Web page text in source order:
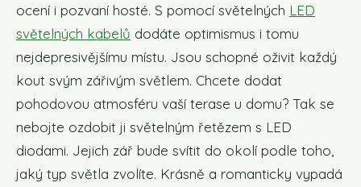
ocení i pozvaní hosté. S pomocí světelných LED
světelných kabelů dodáte optimismus i tomu
nejdepresivějšímu místu. Jsou schopné oživit každý
kout svým zářivým světlem. Chcete dodat
pohodovou atmosféru vaší terase u domu? Tak se
nebojte ozdobit ji světelným řetězem s LED
diodami. Jejich zář bude svítit do okolí podle toho,
jaký typ světla zvolíte. Krásně a romanticky vypadá